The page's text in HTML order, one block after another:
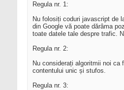
Regula nr. 1:
Nu folosiți coduri javascript de
din Google vă poate dărâma
toate datele tale despre trafic.
Regula nr. 2:
Nu considerați algoritmii noi
contentului unic și stufos.
Regula nr. 3: